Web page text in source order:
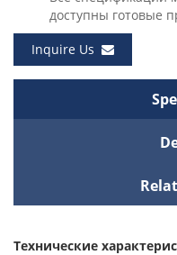
доступны готовые
Inquire Us
Технические